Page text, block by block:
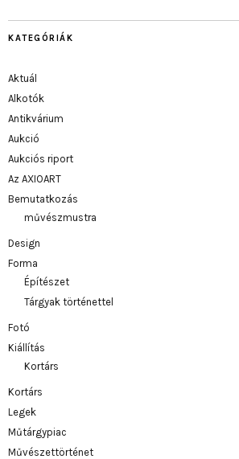
KATEGÓRIÁK
Aktuál
Alkotók
Antikvárium
Aukció
Aukciós riport
Az AXIOART
Bemutatkozás
művészmustra
Design
Forma
Építészet
Tárgyak történettel
Fotó
Kiállítás
Kortárs
Kortárs
Legek
Műtárgypiac
Művészettörténet